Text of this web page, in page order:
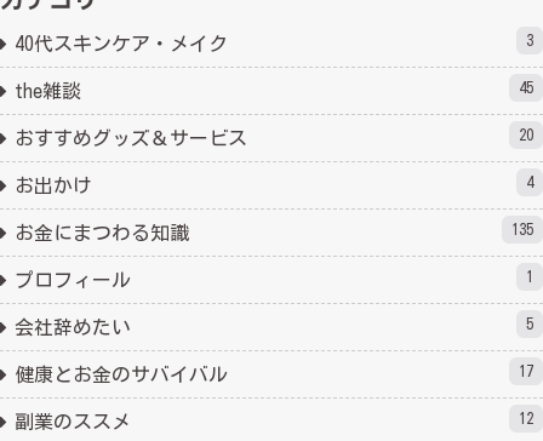
40代スキンケア・メイク 3
the雑談 45
おすすめグッズ＆サービス 20
お出かけ 4
お金にまつわる知識 135
プロフィール 1
会社辞めたい 5
健康とお金のサバイバル 17
副業のススメ 12